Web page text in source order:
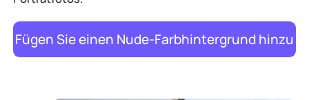
Fügen Sie einen Nude-Farbhintergrund hinzu